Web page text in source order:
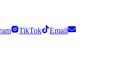
TikTok Email